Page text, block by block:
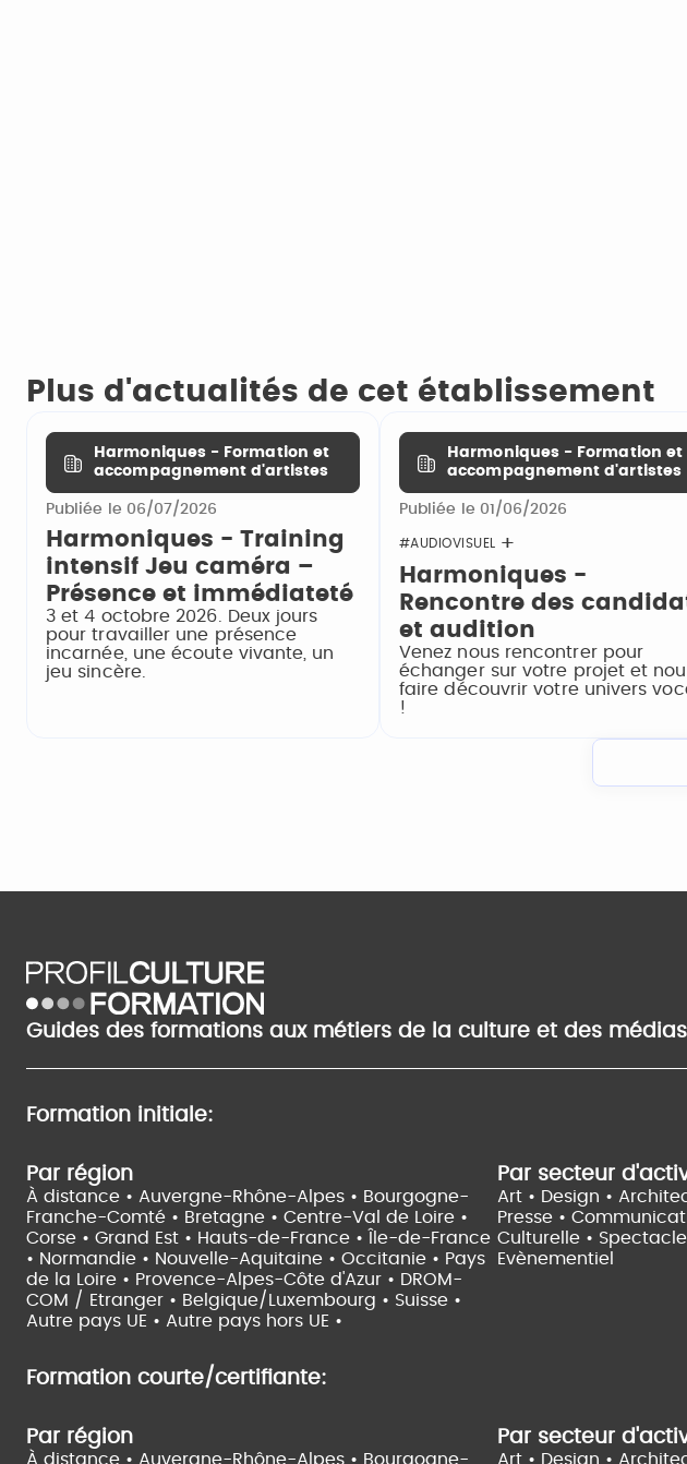
Plus d'actualités de cet établissement
Harmoniques - Formation et
accompagnement d'artistes
Publiée le 06/07/2026
Harmoniques - Training
intensif Jeu caméra –
Présence et immédiateté
3 et 4 octobre 2026. Deux jours
pour travailler une présence
incarnée, une écoute vivante, un
jeu sincère.
Harmoniques - Formation et
accompagnement d'artistes
Publiée le 01/06/2026
#AUDIOVISUEL
Harmoniques -
Rencontre des
et audition
Venez nous rencontrer pour
échanger sur votre projet et
faire découvrir votre univers
!
Guides des formations aux métiers de la culture et des médias
Formation initiale:
Par région
À distance • Auvergne-Rhône-Alpes • Bourgogne-
Franche-Comté • Bretagne • Centre-Val de Loire •
Corse • Grand Est • Hauts-de-France • Île-de-France
• Normandie • Nouvelle-Aquitaine • Occitanie • Pays
de la Loire • Provence-Alpes-Côte d'Azur • DROM-
COM / Etranger • Belgique/Luxembourg • Suisse •
Autre pays UE • Autre pays hors UE •
Par secteur
Art • Design •
Presse •
Culturelle •
Evènementiel
Formation courte/certifiante:
Par région
À distance • Auvergne-Rhône-Alpes • Bourgogne-
Par secteur
Art • Design •